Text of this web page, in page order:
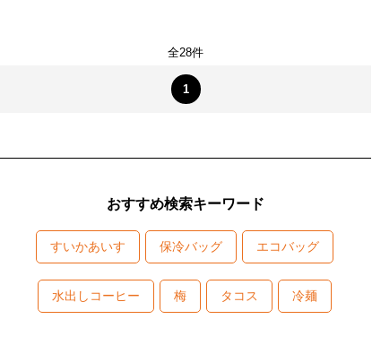
全28件
1
おすすめ検索キーワード
すいかあいす 保冷バッグ エコバッグ
水出しコーヒー 梅 タコス 冷麺